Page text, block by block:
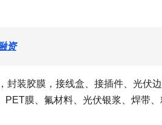
资
封装胶膜，接线盒、接插件、光伏
膜、氟材料、光伏银浆、焊带